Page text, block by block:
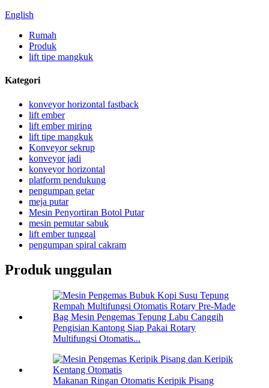
English
Rumah
Produk
lift tipe mangkuk
Kategori
konveyor horizontal fastback
lift ember
lift ember miring
lift tipe mangkuk
Konveyor sekrup
konveyor jadi
konveyor horizontal
platform pendukung
pengumpan getar
meja putar
Mesin Penyortiran Botol Putar
mesin pemutar sabuk
lift ember tunggal
pengumpan spiral cakram
Produk unggulan
Pengisian Kantong Siap Pakai Rotary
Multifungsi Otomatis...
Makanan Ringan Otomatis Keripik Pisang